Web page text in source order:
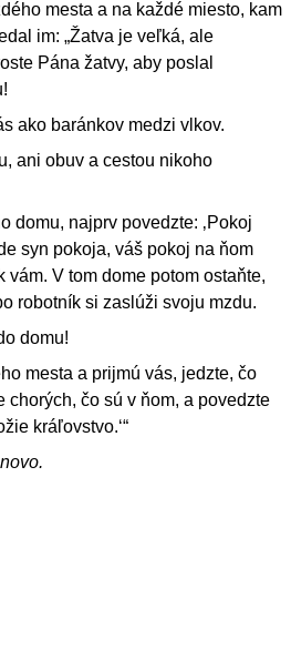
mesta a na každé miesto, kam
im: „Žatva je veľká, ale
Pána žatvy, aby poslal
ako baránkov medzi vlkov.
ani obuv a cestou nikoho
domu, najprv povedzte: ‚Pokoj
syn pokoja, váš pokoj na ňom
vám. V tom dome potom ostaňte,
robotník si zaslúži svoju mzdu.
domu!
mesta a prijmú vás, jedzte, čo
chorých, čo sú v ňom, a povedzte
kráľovstvo.‘“